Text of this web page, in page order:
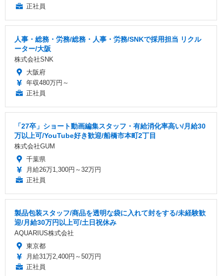
正社員
人事・総務・労務/総務・人事・労務/SNKで採用担当 リクル
ーター/大阪
株式会社SNK
大阪府
年収480万円～
正社員
「27卒」ショート動画編集スタッフ・有給消化率高い/月給30
万以上可/YouTube好き歓迎/船橋市本町2丁目
株式会社GUM
千葉県
月給26万1,300円～32万円
正社員
製品包装スタッフ/商品を透明な袋に入れて封をする/未経験歓
迎/月給30万円以上可/土日祝休み
AQUARIUS株式会社
東京都
月給31万2,400円～50万円
正社員